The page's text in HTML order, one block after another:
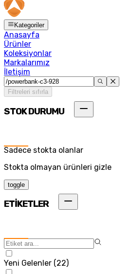
Kategoriler
Anasayfa
Ürünler
Koleksiyonlar
Markalarımız
İletişim
Filtreleri sıfırla
STOK DURUMU
Sadece stokta olanlar
Stokta olmayan ürünleri gizle
toggle
ETİKETLER
Yeni Gelenler (22)